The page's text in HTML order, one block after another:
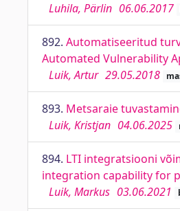
Luhila, Pärlin 06.06.2017
892. Automatiseeritud
Automated Vulnerability
Luik, Artur 29.05.2018
893. Metsaraie
Luik, Kristjan 04.06.2025
894. LTI integratsiooni
integration capability for
Luik, Markus 03.06.2021